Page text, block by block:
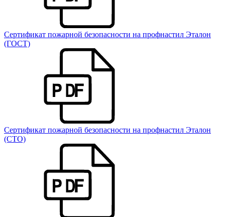
Сертификат пожарной безопасности на профнастил Эталон
(ГОСТ)
Сертификат пожарной безопасности на профнастил Эталон
(СТО)